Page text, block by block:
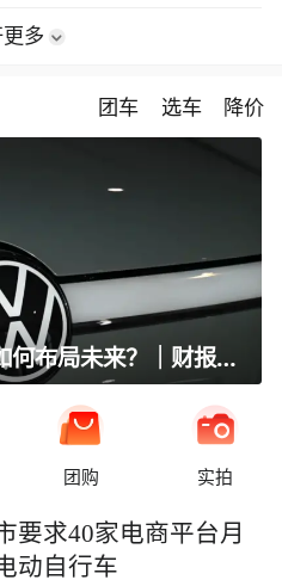
多
团车 选车 降价
利润腰斩之后，大众如何布局未来？｜财报全视角
团购 实拍
要求40家电商平台月
动自行车